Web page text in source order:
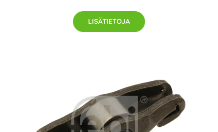
LISÄTIETOJA